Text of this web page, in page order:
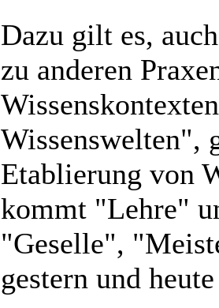
Dazu gilt es,
zu anderen
Wissenswelten",
Etablierung von
kommt "Lehre"
"Geselle",
gestern und